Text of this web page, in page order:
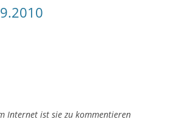
Internet ist sie zu kommentieren